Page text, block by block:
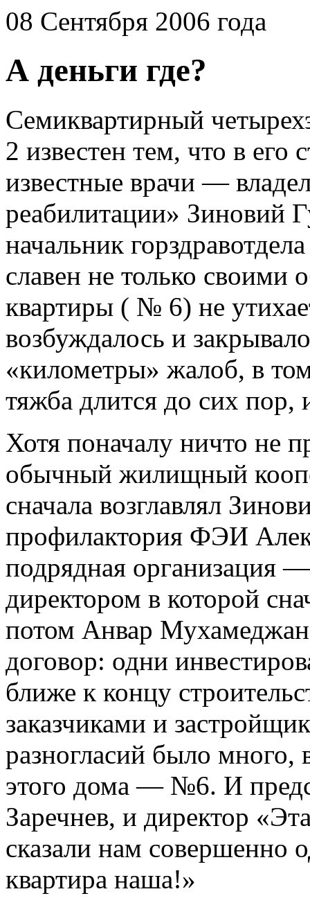
08 Сентября 2006 года
А деньги где?
Семиквартирный
2 известен тем, что в его
известные врачи —
реабилитации» Зиновий
начальник
славен не только своими
квартиры ( № 6) не
возбуждалось и
«километры» жалоб, в
тяжба длится до сих пор,
Хотя поначалу ничто не
обычный жилищный
сначала возглавлял
профилактория ФЭИ
подрядная
директором в которой
потом Анвар
договор: одни
ближе к концу
заказчиками и
разногласий было много,
этого дома — №6. И
Заречнев, и директор
сказали нам совершенно
квартира наша!»